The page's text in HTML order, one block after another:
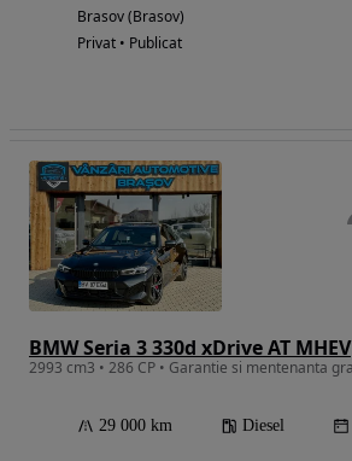
Brasov (Brasov)
Privat • Publicat
BMW Seria 3 330d xDrive AT MHEV
29 000 km Diesel